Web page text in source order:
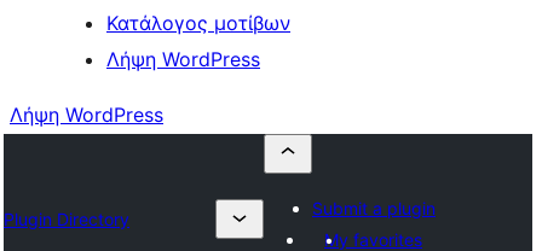
Κατάλογος μοτίβων
Λήψη WordPress
Λήψη WordPress
Plugin Directory
Submit a plugin
My favorites